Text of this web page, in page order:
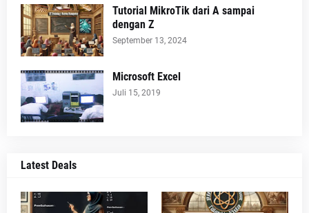
Tutorial MikroTik dari A sampai
dengan Z
September 13, 2024
Microsoft Excel
Juli 15, 2019
Latest Deals